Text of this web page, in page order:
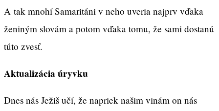
A tak mnohí Samaritáni v neho uveria najprv vďaka
ženiným slovám a potom vďaka tomu, že sami dostanú
túto zvesť.
Aktualizácia úryvku
Dnes nás Ježiš učí, že napriek našim vinám on nás